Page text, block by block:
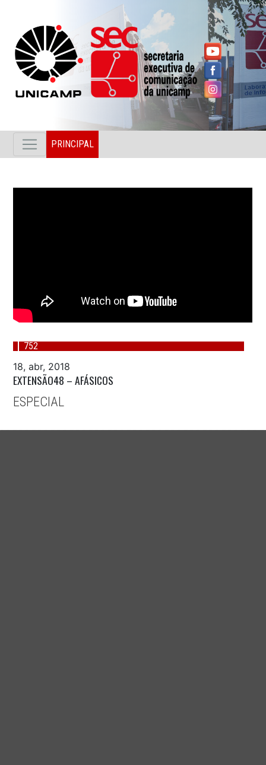
PRINCIPAL
752
18, abr, 2018
EXTENSÃO48 – AFÁSICOS
ESPECIAL